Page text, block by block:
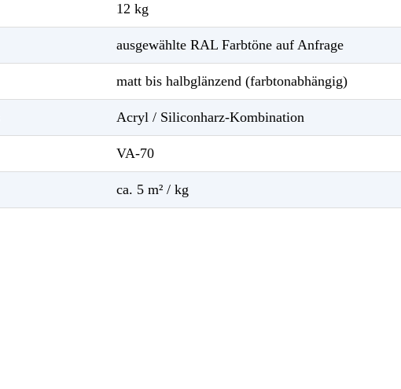
12 kg
ausgewählte RAL Farbtöne auf Anfrage
matt bis halbglänzend (farbtonabhängig)
Acryl / Siliconharz-Kombination
VA-70
ca. 5 m² / kg